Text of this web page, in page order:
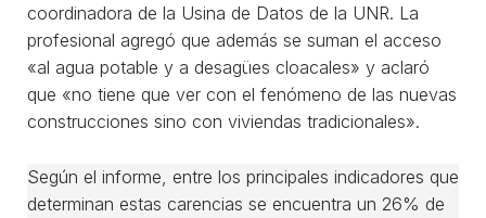
coordinadora de la Usina de Datos de la UNR. La
profesional agregó que además se suman el acceso
«al agua potable y a desagües cloacales» y aclaró
que «no tiene que ver con el fenómeno de las nuevas
construcciones sino con viviendas tradicionales».
Según el informe, entre los principales indicadores que
determinan estas carencias se encuentra un 26% de